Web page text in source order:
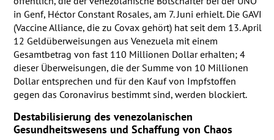
in Genf, Héctor Constant Rosales, am 7. Juni erhielt. Die GAVI
(Vaccine Alliance, die zu Covax gehört) hat seit dem 13. April
12 Geldüberweisungen aus Venezuela mit einem
Gesamtbetrag von fast 110 Millionen Dollar erhalten; 4
dieser Überweisungen, die der Summe von 10 Millionen
Dollar entsprechen und für den Kauf von Impfstoffen
gegen das Coronavirus bestimmt sind, werden blockiert.
Destabilisierung des venezolanischen
Gesundheitswesens und Schaffung von Chaos